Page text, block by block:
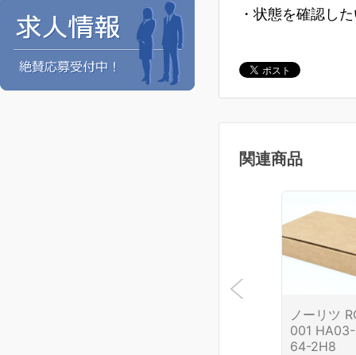
・状態を確認し
関連商品
ノーリツ
001 HA03-
64-2H8